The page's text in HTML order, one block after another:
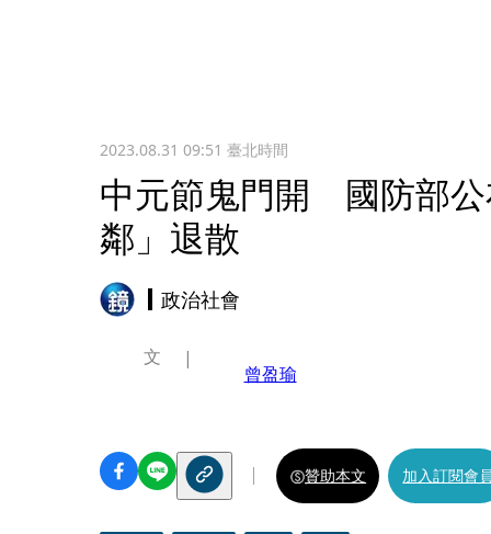
2023.08.31 09:51 臺北時間
中元節鬼門開 國防部公
鄰」退散
政治社會
文
曾盈瑜
贊助本文 加入訂閱會